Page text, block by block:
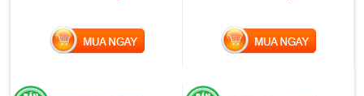
MUA NGAY MUA NGAY